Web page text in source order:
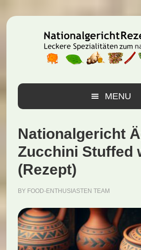
Hauptnavigation
Inhalt
Seitenspalte
MENU
Nationalgericht
Zucchini Stuffed
(Rezept)
BY FOOD-ENTHUSIASTEN TEAM